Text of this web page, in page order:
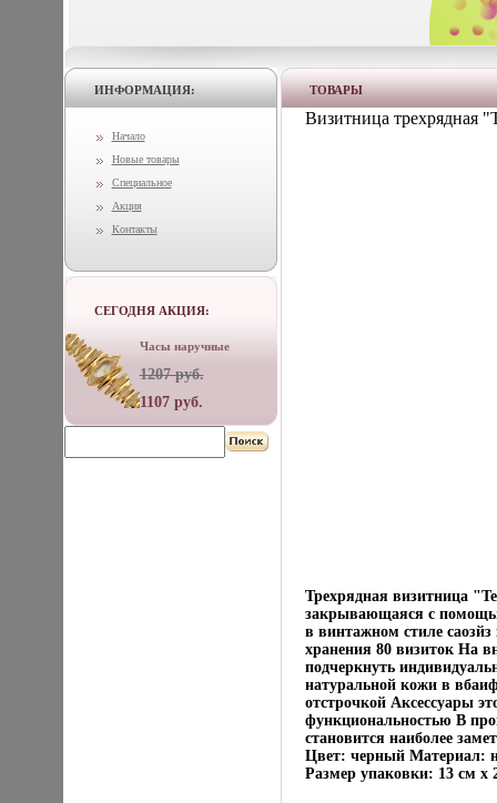
ИНФОРМАЦИЯ:
Начало
Новые товары
Специальное
Акция
Контакты
СЕГОДНЯ АКЦИЯ:
Часы наручные
1207 руб.
1107 руб.
ТОВАРЫ
Визитница трехрядная
Трехрядная визитница
закрывающаяся с
в винтажном стиле
хранения 80 визиток На
подчеркнуть
натуральной кожи в
отстрочкой Аксессуары
функциональностью В
становится наиболее
Цвет: черный Материал:
Размер упаковки: 13 см x